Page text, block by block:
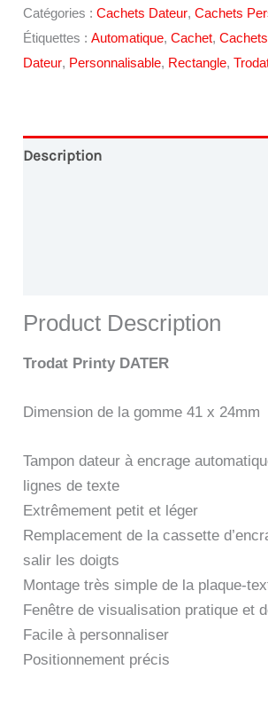
Printy
Catégories :Cachets Dateur,Cachets
Étiquettes :Automatique,Cachet,
Dateur, Personnalisable, Rectangle,
Description
Product Description
Trodat Printy DATER
Dimension de la gomme 41 x 24mm
Tampon dateur à encrage
lignes de texte
Extrêmement petit et léger
Remplacement de la cassette
salir les doigts
Montage très simple de la plaque-
Fenêtre de visualisation pratique et
Facile à personnaliser
Positionnement précis